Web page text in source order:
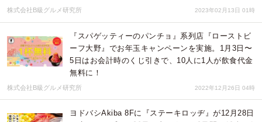
株式会社B級グルメ研究所 2023年02月13日 01時
『スパゲッティーのパンチョ』系列店『ローストビ
ーフ大野』でお年玉キャンペーンを実施。1月3日〜
5日はお会計時のくじ引きで、10人に1人が飲食代金
無料に！
株式会社B級グルメ研究所 2022年12月26日 04時
ヨドバシAkiba 8Fに『ステーキロッヂ』が12月28日